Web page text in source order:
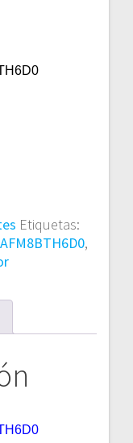
Etiquetas:
,